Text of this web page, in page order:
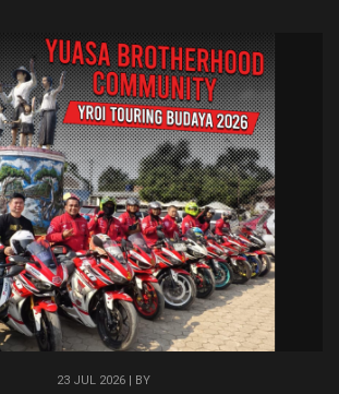
23 JUL 2026 | BY